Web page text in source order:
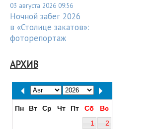
03 августа 2026 09:56
Ночной забег 2026
в «Столице закатов»:
фоторепортаж
АРХИВ
Пн Вт Ср Чт Пт Сб
Вс
1
2